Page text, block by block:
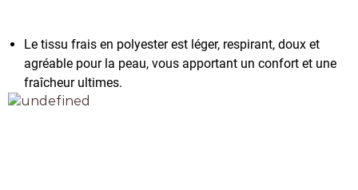
Le tissu frais en polyester est léger, respirant, doux et
agréable pour la peau, vous apportant un confort et une
fraîcheur ultimes.